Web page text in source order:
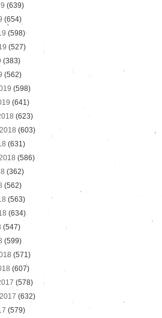
(639)
(654)
(598)
(527)
(383)
(562)
(598)
(641)
(623)
(603)
(631)
(586)
(362)
(562)
(563)
(634)
(547)
(599)
(571)
(607)
(578)
(632)
(579)